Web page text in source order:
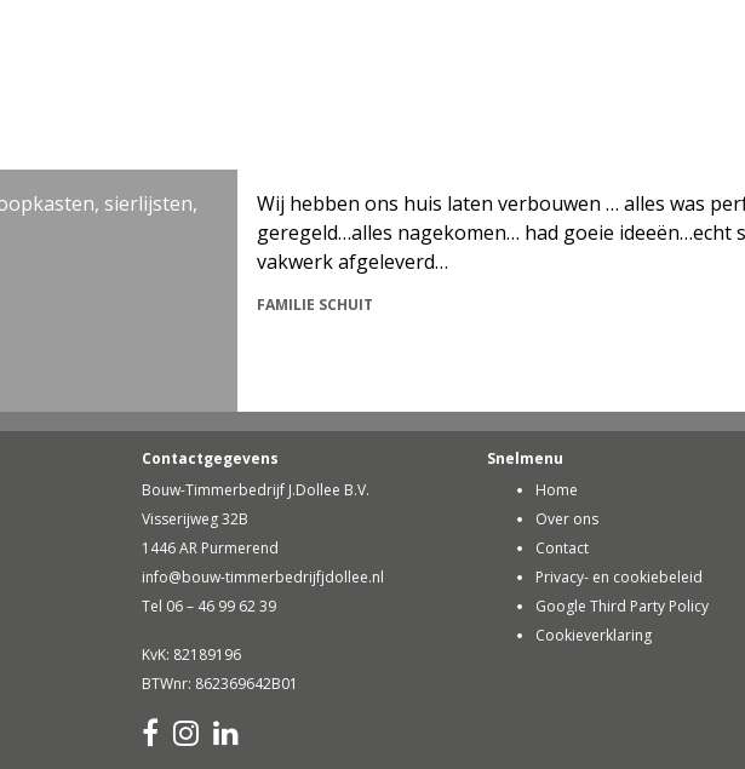
Wij hebben ons huis laten verbouwen … alles was perfect
geregeld…alles nagekomen… had goeie ideeën…echt super
vakwerk afgeleverd…
Contactgegevens
Bouw-Timmerbedrijf J.Dollee B.V.
Visserijweg 32B
1446 AR Purmerend
info@bouw-timmerbedrijfjdollee.nl
Tel 06 – 46 99 62 39
KvK: 82189196
BTWnr: 862369642B01
Snelmenu
Home
Over ons
Contact
Privacy- en cookiebeleid
Google Third Party Policy
Cookieverklaring